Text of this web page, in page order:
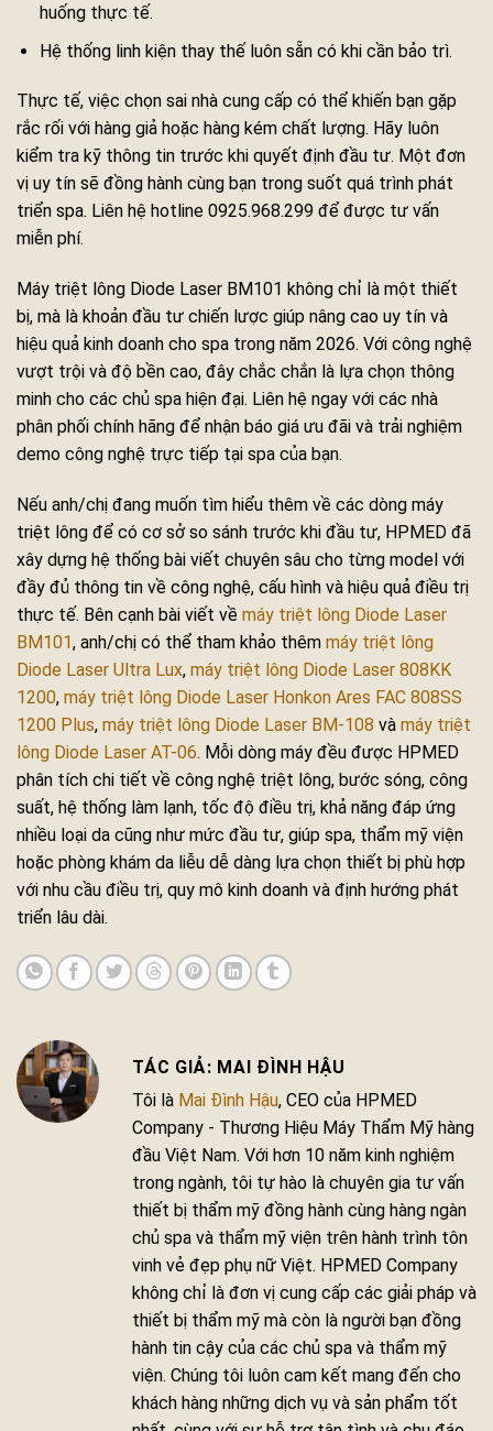
huống thực tế.
Hệ thống linh kiện thay thế luôn sẵn có khi cần bảo trì.
Thực tế, việc chọn sai nhà cung cấp có thể khiến bạn gặp
rắc rối với hàng giả hoặc hàng kém chất lượng. Hãy luôn
kiểm tra kỹ thông tin trước khi quyết định đầu tư. Một đơn
vị uy tín sẽ đồng hành cùng bạn trong suốt quá trình phát
triển spa. Liên hệ hotline 0925.968.299 để được tư vấn
miễn phí.
Máy triệt lông Diode Laser BM101 không chỉ là một thiết
bị, mà là khoản đầu tư chiến lược giúp nâng cao uy tín và
hiệu quả kinh doanh cho spa trong năm 2026. Với công nghệ
vượt trội và độ bền cao, đây chắc chắn là lựa chọn thông
minh cho các chủ spa hiện đại. Liên hệ ngay với các nhà
phân phối chính hãng để nhận báo giá ưu đãi và trải nghiệm
demo công nghệ trực tiếp tại spa của bạn.
Nếu anh/chị đang muốn tìm hiểu thêm về các dòng máy
triệt lông để có cơ sở so sánh trước khi đầu tư, HPMED đã
xây dựng hệ thống bài viết chuyên sâu cho từng model với
đầy đủ thông tin về công nghệ, cấu hình và hiệu quả điều trị
thực tế. Bên cạnh bài viết về máy triệt lông Diode Laser
BM101, anh/chị có thể tham khảo thêm máy triệt lông
Diode Laser Ultra Lux, máy triệt lông Diode Laser 808KK
1200, máy triệt lông Diode Laser Honkon Ares FAC 808SS
1200 Plus, máy triệt lông Diode Laser BM-108 và máy triệt
lông Diode Laser AT-06. Mỗi dòng máy đều được HPMED
phân tích chi tiết về công nghệ triệt lông, bước sóng, công
suất, hệ thống làm lạnh, tốc độ điều trị, khả năng đáp ứng
nhiều loại da cũng như mức đầu tư, giúp spa, thẩm mỹ viện
hoặc phòng khám da liễu dễ dàng lựa chọn thiết bị phù hợp
với nhu cầu điều trị, quy mô kinh doanh và định hướng phát
triển lâu dài.
MAI ĐÌNH HẬU
Tôi là Mai Đình Hậu, CEO của HPMED
Company - Thương Hiệu Máy Thẩm Mỹ hàng
đầu Việt Nam. Với hơn 10 năm kinh nghiệm
trong ngành, tôi tự hào là chuyên gia tư vấn
thiết bị thẩm mỹ đồng hành cùng hàng ngàn
chủ spa và thẩm mỹ viện trên hành trình tôn
vinh vẻ đẹp phụ nữ Việt. HPMED Company
không chỉ là đơn vị cung cấp các giải pháp và
thiết bị thẩm mỹ mà còn là người bạn đồng
hành tin cậy của các chủ spa và thẩm mỹ
viện. Chúng tôi luôn cam kết mang đến cho
khách hàng những dịch vụ và sản phẩm tốt